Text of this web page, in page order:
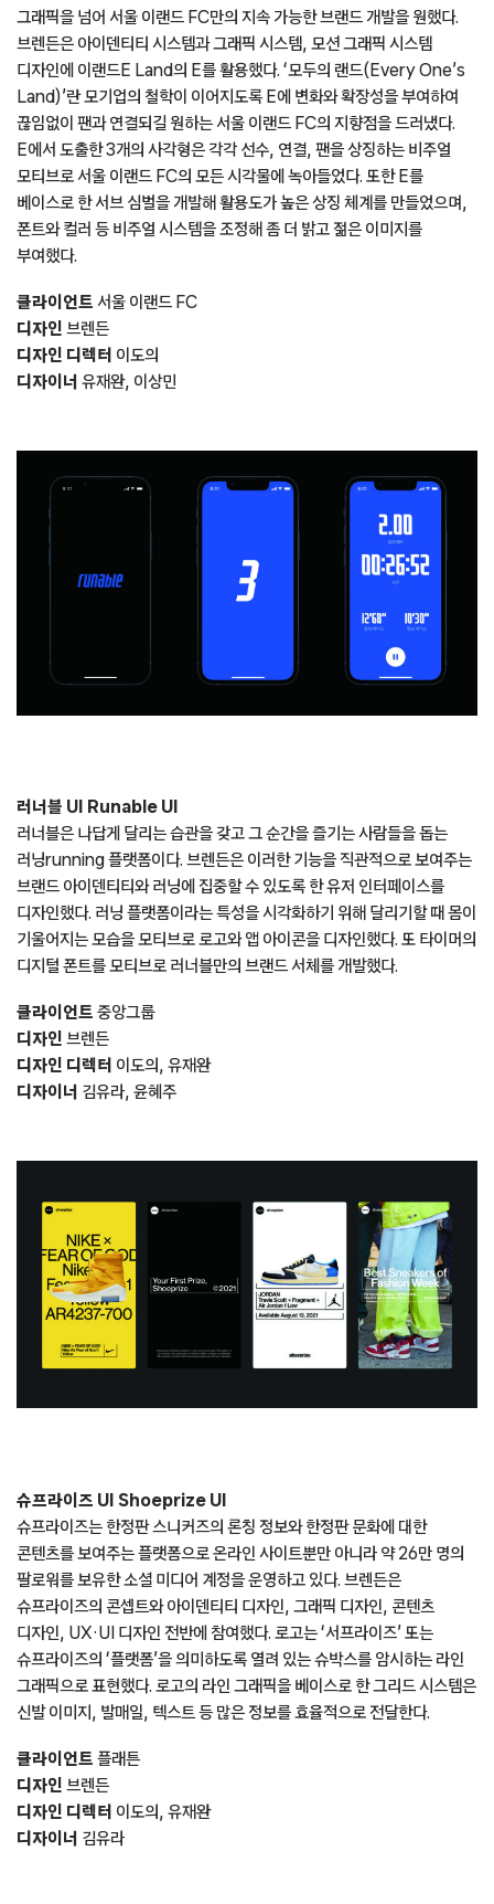
그래픽을 넘어 서울 이랜드 FC만의 지속 가능한 브랜드 개발을 원했다.
브렌든은 아이덴티티 시스템과 그래픽 시스템, 모션 그래픽 시스템
디자인에 이랜드E Land의 E를 활용했다. ‘모두의 랜드(Every One’s
Land)’란 모기업의 철학이 이어지도록 E에 변화와 확장성을 부여하여
끊임없이 팬과 연결되길 원하는 서울 이랜드 FC의 지향점을 드러냈다.
E에서 도출한 3개의 사각형은 각각 선수, 연결, 팬을 상징하는 비주얼
모티브로 서울 이랜드 FC의 모든 시각물에 녹아들었다. 또한 E를
베이스로 한 서브 심벌을 개발해 활용도가 높은 상징 체계를 만들었으며,
폰트와 컬러 등 비주얼 시스템을 조정해 좀 더 밝고 젊은 이미지를
부여했다.
클라이언트 서울 이랜드 FC
디자인 브렌든
디자인 디렉터 이도의
디자이너 유재완, 이상민
러너블 UI Runable UI
러너블은 나답게 달리는 습관을 갖고 그 순간을 즐기는 사람들을 돕는
러닝running 플랫폼이다. 브렌든은 이러한 기능을 직관적으로 보여주는
브랜드 아이덴티티와 러닝에 집중할 수 있도록 한 유저 인터페이스를
디자인했다. 러닝 플랫폼이라는 특성을 시각화하기 위해 달리기할 때 몸이
기울어지는 모습을 모티브로 로고와 앱 아이콘을 디자인했다. 또 타이머의
디지털 폰트를 모티브로 러너블만의 브랜드 서체를 개발했다.
클라이언트 중앙그룹
디자인 브렌든
디자인 디렉터 이도의, 유재완
디자이너 김유라, 윤혜주
슈프라이즈 UI Shoeprize UI
슈프라이즈는 한정판 스니커즈의 론칭 정보와 한정판 문화에 대한
콘텐츠를 보여주는 플랫폼으로 온라인 사이트뿐만 아니라 약 26만 명의
팔로워를 보유한 소셜 미디어 계정을 운영하고 있다. 브렌든은
슈프라이즈의 콘셉트와 아이덴티티 디자인, 그래픽 디자인, 콘텐츠
디자인, UX·UI 디자인 전반에 참여했다. 로고는 ‘서프라이즈’ 또는
슈프라이즈의 ‘플랫폼’을 의미하도록 열려 있는 슈박스를 암시하는 라인
그래픽으로 표현했다. 로고의 라인 그래픽을 베이스로 한 그리드 시스템은
신발 이미지, 발매일, 텍스트 등 많은 정보를 효율적으로 전달한다.
클라이언트 플래튼
디자인 브렌든
디자인 디렉터 이도의, 유재완
디자이너 김유라